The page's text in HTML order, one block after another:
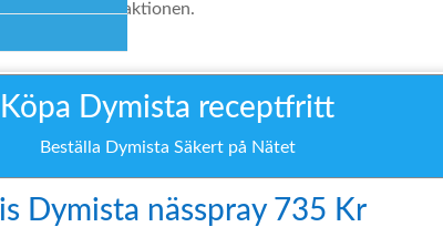
allergiska reaktionen.
Köpa Dymista receptfritt
Beställa Dymista Säkert på Nätet
Dymista nässpray 735 Kr